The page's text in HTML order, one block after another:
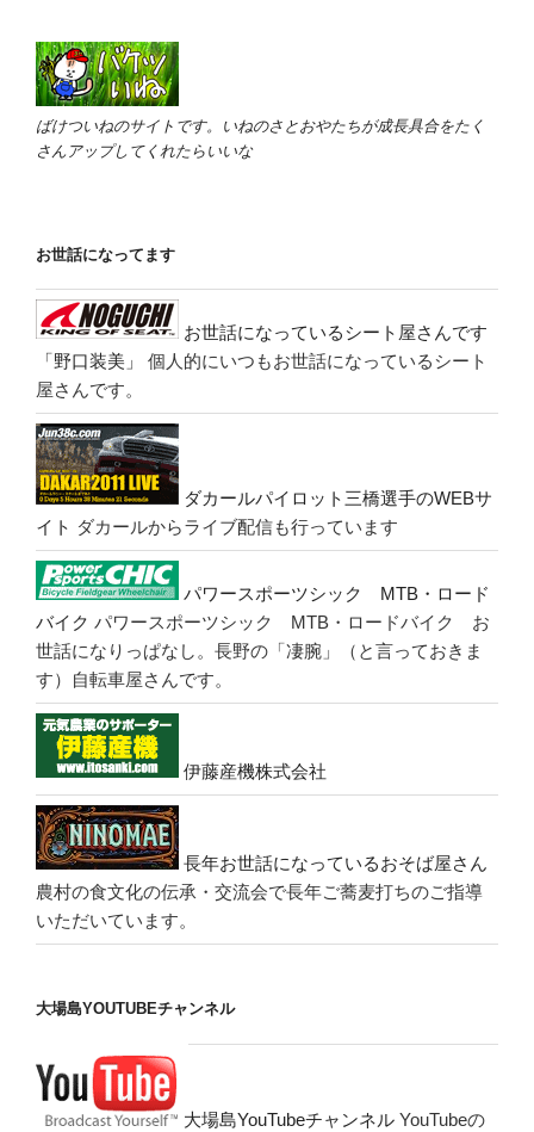
ばけついねのサイトです。いねのさとおやたちが成長具合をたく
さんアップしてくれたらいいな
お世話になってます
お世話になっているシート屋さんです
「野口装美」
個人的にいつもお世話になっているシート
屋さんです。
ダカールパイロット三橋選手のWEBサ
イト ダカールからライブ配信も行っています
パワースポーツシック MTB・ロード
バイク パワースポーツシック MTB・ロードバイク お
世話になりっぱなし。長野の「凄腕」（と言っておきま
す）自転車屋さんです。
伊藤産機株式会社
長年お世話になっているおそば屋さん
農村の食文化の伝承・交流会で長年ご蕎麦打ちのご指導
いただいています。
大場島YOUTUBEチャンネル
大場島YouTubeチャンネル YouTubeの